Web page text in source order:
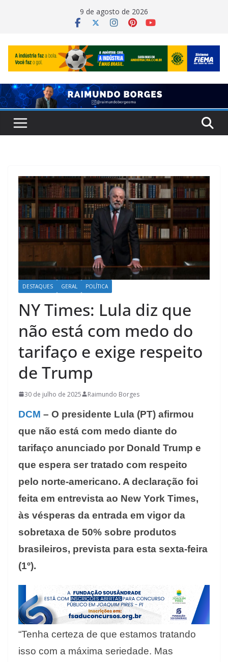
9 de agosto de 2026
DESTAQUES GERAL POLÍTICA
NY Times: Lula diz que
não está com medo do
tarifaço e exige respeito
de Trump
30 de julho de 2025 Raimundo Borges
DCM – O presidente Lula (PT) afirmou
que não está com medo diante do
tarifaço anunciado por Donald Trump e
que espera ser tratado com respeito
pelo norte-americano. A declaração foi
feita em entrevista ao New York Times,
às vésperas da entrada em vigor da
sobretaxa de 50% sobre produtos
brasileiros, prevista para esta sexta-feira
(1º).
“Tenha certeza de que estamos tratando
isso com a máxima seriedade. Mas